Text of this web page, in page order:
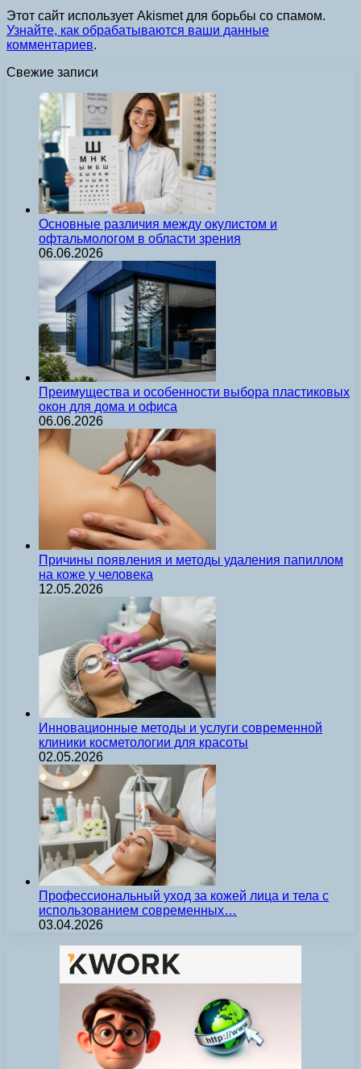
Этот сайт использует Akismet для борьбы со спамом.
Узнайте, как обрабатываются ваши данные
комментариев.
Свежие записи
Основные различия между окулистом и
офтальмологом в области зрения
06.06.2026
Преимущества и особенности выбора пластиковых
окон для дома и офиса
06.06.2026
Причины появления и методы удаления папиллом
на коже у человека
12.05.2026
Инновационные методы и услуги современной
клиники косметологии для красоты
02.05.2026
Профессиональный уход за кожей лица и тела с
использованием современных…
03.04.2026